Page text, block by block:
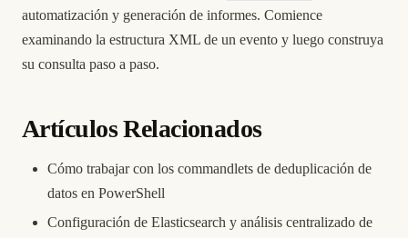
automatización y generación de informes. Comience
examinando la estructura XML de un evento y luego construya
su consulta paso a paso.
Artículos Relacionados
Cómo trabajar con los commandlets de deduplicación de
datos en PowerShell
Configuración de Elasticsearch y análisis centralizado de